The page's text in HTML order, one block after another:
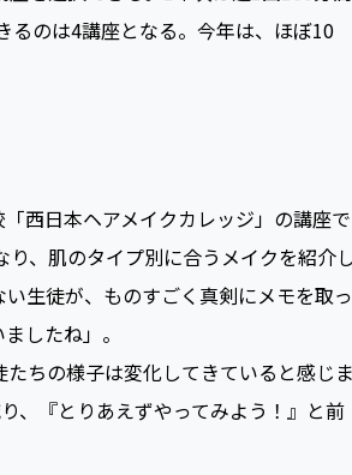
を選択できる。1年次は週1回100分間
のは4講座となる。今年は、ほぼ10
西日本ヘアメイクカレッジ」の講座で
、肌のタイプ別に合うメイクを紹介し
生徒が、ものすごく真剣にメモを取っ
ましたね」。
ちの様子は変化してきていると感じま
『とりあえずやってみよう！』と前